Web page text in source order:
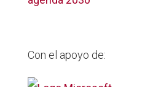
Con el apoyo de: